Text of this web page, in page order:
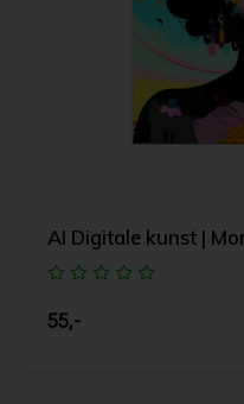
AI Digitale kunst |
55,-